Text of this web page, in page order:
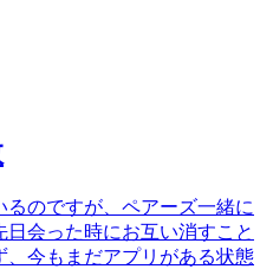
のですが、ペアーズ一緒に
会った時にお互い消すこと
、今もまだアプリがある状態